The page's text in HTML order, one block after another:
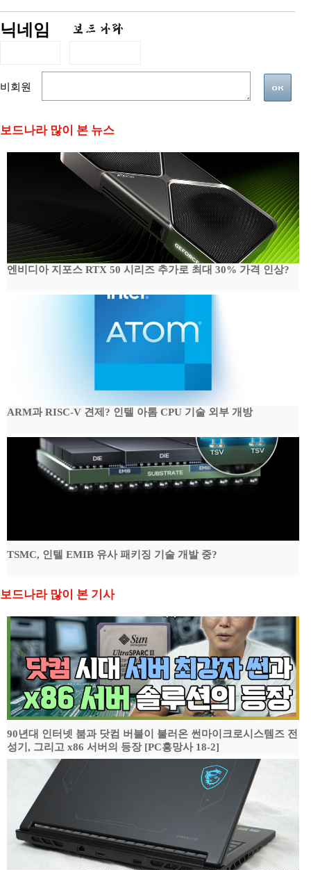
닉네임
비회원
보드나라 많이 본 뉴스
엔비디아 지포스 RTX 50 시리즈 추가로 최대 30% 가격 인상?
ARM과 RISC-V 견제? 인텔 아톰 CPU 기술 외부 개방
TSMC, 인텔 EMIB 유사 패키징 기술 개발 중?
보드나라 많이 본 기사
90년대 인터넷 붐과 닷컴 버블이 불러온 썬마이크로시스템즈 전
성기, 그리고 x86 서버의 등장 [PC흥망사 18-2]